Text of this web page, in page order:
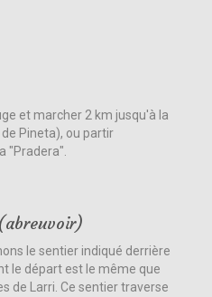
et marcher 2 km jusqu'à la
Pineta), ou partir
"Pradera".
le sentier indiqué derrière
le départ est le même que
de Larri. Ce sentier traverse